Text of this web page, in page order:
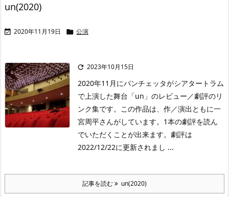
un(2020)
 2020年11月19日  公演
 2023年10月15日
2020年11月にパンチェッタがシアタートラム
で上演した舞台「un」のレビュー／劇評のリ
ンク集です。この作品は、作／演出ともに一
宮周平さんがしています。1本の劇評を読ん
でいただくことが出来ます。劇評は
2022/12/22に更新されまし ...
記事を読む un(2020)